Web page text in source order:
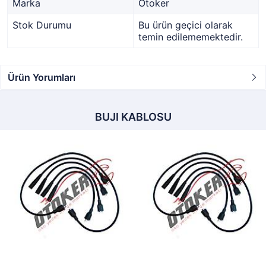
Marka
Otoker
Stok Durumu
Bu ürün geçici olarak
temin edilememektedir.
Ürün Yorumları
BUJI KABLOSU